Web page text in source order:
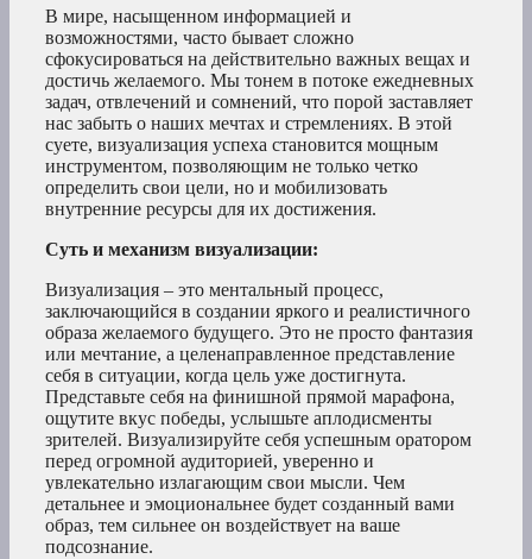
В мире, насыщенном информацией и
возможностями, часто бывает сложно
сфокусироваться на действительно важных вещах и
достичь желаемого. Мы тонем в потоке ежедневных
задач, отвлечений и сомнений, что порой заставляет
нас забыть о наших мечтах и стремлениях. В этой
суете, визуализация успеха становится мощным
инструментом, позволяющим не только четко
определить свои цели, но и мобилизовать
внутренние ресурсы для их достижения.
Суть и механизм визуализации:
Визуализация – это ментальный процесс,
заключающийся в создании яркого и реалистичного
образа желаемого будущего. Это не просто фантазия
или мечтание, а целенаправленное представление
себя в ситуации, когда цель уже достигнута.
Представьте себя на финишной прямой марафона,
ощутите вкус победы, услышьте аплодисменты
зрителей. Визуализируйте себя успешным оратором
перед огромной аудиторией, уверенно и
увлекательно излагающим свои мысли. Чем
детальнее и эмоциональнее будет созданный вами
образ, тем сильнее он воздействует на ваше
подсознание.